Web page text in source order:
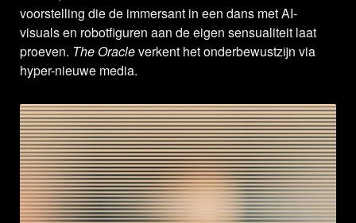
voorstelling die de immersant in een dans met AI-
visuals en robotfiguren aan de eigen sensualiteit laat
proeven. The Oracleverkent het onderbewustzijn via
hyper-nieuwe media.